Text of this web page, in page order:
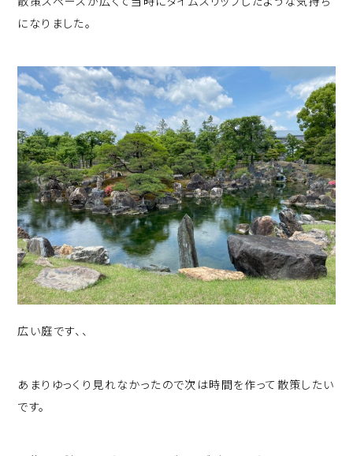
になりました。
広い庭です、、
あまりゆっくり見れなかったので次は時間を作って散策したい
です。